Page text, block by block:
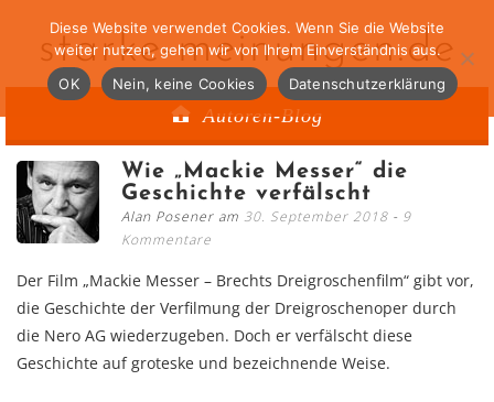
starke-meinungen.de
Autoren-Blog
Wie „Mackie Messer“ die
Geschichte verfälscht
Alan Posener am 30. September 2018
9
Kommentare
Der Film „Mackie Messer – Brechts Dreigroschenfilm“ gibt vor,
die Geschichte der Verfilmung der Dreigroschenoper durch
die Nero AG wiederzugeben. Doch er verfälscht diese
Geschichte auf groteske und bezeichnende Weise.
Diese Website verwendet Cookies. Wenn Sie die Website
weiter nutzen, gehen wir von Ihrem Einverständnis aus.
OK
Nein, keine Cookies Datenschutzerklärung